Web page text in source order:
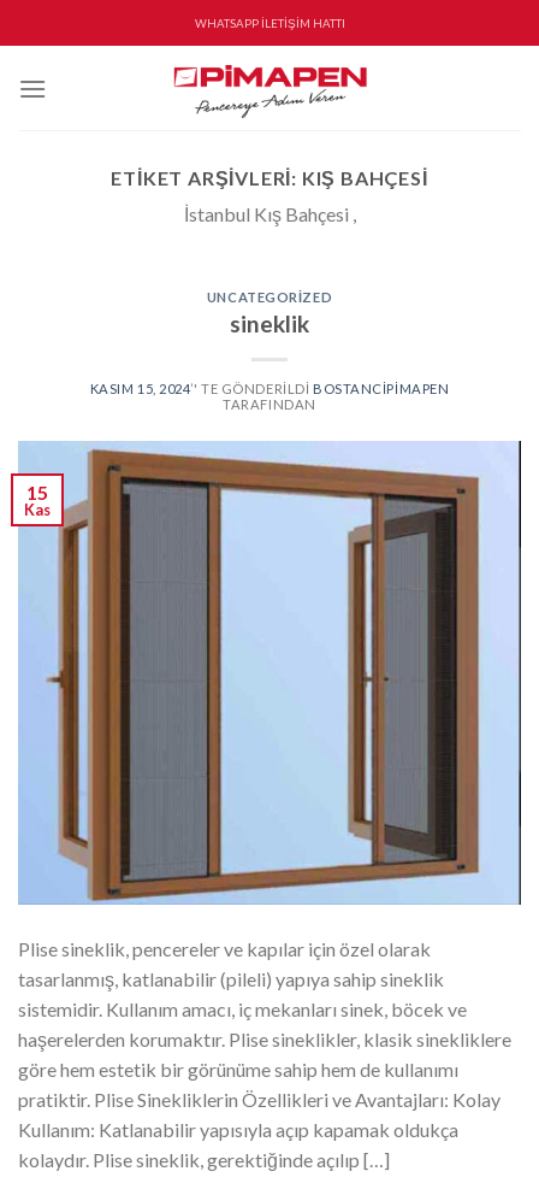
to
WHATSAPP İLETİŞİM HATTI
ETIKET ARŞIVLERI: KIŞ BAHÇESI
İstanbul Kış Bahçesi ,
UNCATEGORIZED
sineklik
KASIM 15, 2024’' TE GÖNDERILDI BOSTANCIPIMAPEN
TARAFINDAN
15
Kas
Plise sineklik, pencereler ve kapılar için özel olarak
tasarlanmış, katlanabilir (pileli) yapıya sahip sineklik
sistemidir. Kullanım amacı, iç mekanları sinek, böcek ve
haşerelerden korumaktır. Plise sineklikler, klasik sinekliklere
göre hem estetik bir görünüme sahip hem de kullanımı
pratiktir. Plise Sinekliklerin Özellikleri ve Avantajları: Kolay
Kullanım: Katlanabilir yapısıyla açıp kapamak oldukça
kolaydır. Plise sineklik, gerektiğinde açılıp […]